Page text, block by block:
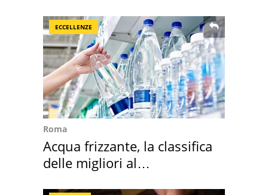
ECCELLENZE
Roma
Acqua frizzante, la classifica
delle migliori al